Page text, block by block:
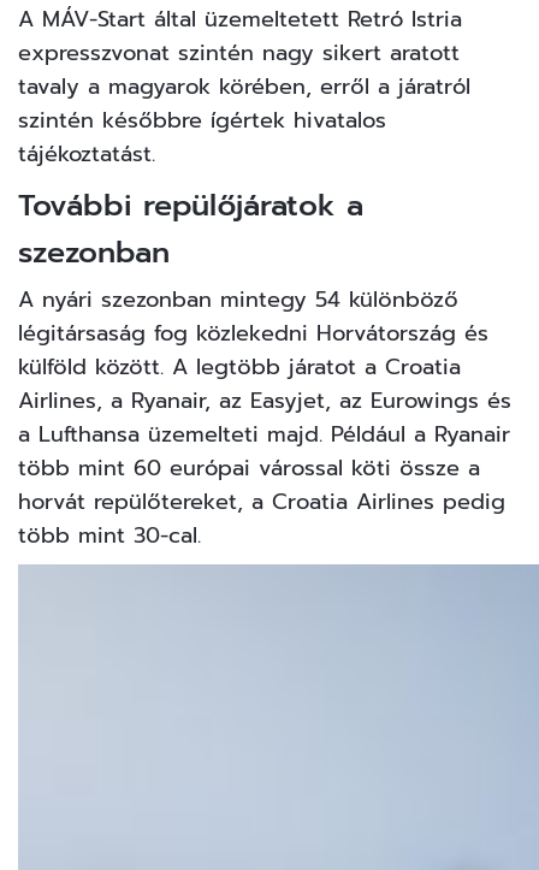
A MÁV-Start által üzemeltetett Retró Istria
expresszvonat szintén nagy sikert aratott
tavaly a magyarok körében, erről a járatról
szintén későbbre ígértek hivatalos
tájékoztatást.
További repülőjáratok a
szezonban
A nyári szezonban mintegy 54 különböző
légitársaság fog közlekedni Horvátország és
külföld között. A legtöbb járatot a Croatia
Airlines, a Ryanair, az Easyjet, az Eurowings és
a Lufthansa üzemelteti majd. Például a Ryanair
több mint 60 európai várossal köti össze a
horvát repülőtereket, a Croatia Airlines pedig
több mint 30-cal.